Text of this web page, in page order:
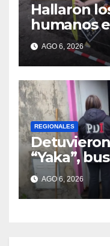
Hallaron
humanos
por la
San
AGO 6, 2026
REGIONALES
“Yaka”,
homicidio
violencia
AGO 6, 2026